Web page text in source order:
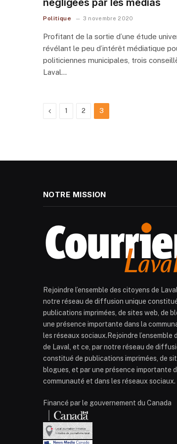
Politique 3 novembre 2020
Profitant de la sortie d’une étude
révélant le peu d’intérêt médiatique
politiciennes municipales, trois
Laval…
Previous
1 2 3
NOTRE MISSION
Rejoindre l’ensemble des citoyens de
notre réseau de diffusion unique
publications imprimées, de sites web, de
une présence importante dans la
les réseaux sociaux.Rejoindre l’ensemble
de Laval, et ce, par notre réseau de
constitué de publications imprimées, de
blogues, et par une présence importante
communauté et dans les réseaux sociaux.
Financé par le gouvernement du Canada